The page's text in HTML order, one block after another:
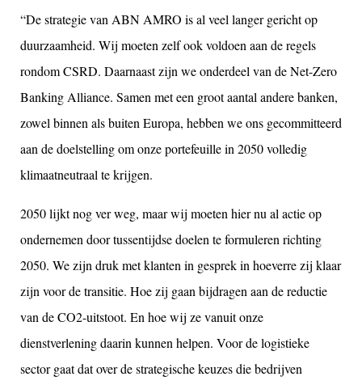
“De strategie van ABN AMRO is al veel langer gericht op
duurzaamheid. Wij moeten zelf ook voldoen aan de regels
rondom CSRD. Daarnaast zijn we onderdeel van de Net-Zero
Banking Alliance. Samen met een groot aantal andere banken,
zowel binnen als buiten Europa, hebben we ons gecommitteerd
aan de doelstelling om onze portefeuille in 2050 volledig
klimaatneutraal te krijgen.
2050 lijkt nog ver weg, maar wij moeten hier nu al actie op
ondernemen door tussentijdse doelen te formuleren richting
2050. We zijn druk met klanten in gesprek in hoeverre zij klaar
zijn voor de transitie. Hoe zij gaan bijdragen aan de reductie
van de CO2-uitstoot. En hoe wij ze vanuit onze
dienstverlening daarin kunnen helpen. Voor de logistieke
sector gaat dat over de strategische keuzes die bedrijven